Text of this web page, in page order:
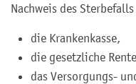
Nachweis des
die Krankenkasse,
die gesetzliche
das Versorgungs-